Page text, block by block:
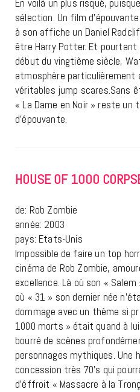
En voilà un plus risqué,
sélection. Un film
à son affiche un Daniel
être Harry Potter. Et
début du vingtième siècle,
atmosphère particulièrement
véritables jump scares.Sans
« La Dame en Noir » reste
d’épouvante.
HOUSE OF 1000
de: Rob Zombie
année: 2003
pays: Etats-Unis
Impossible de faire un top
cinéma de Rob Zombie,
excellence. Là où son «
où « 31 » son dernier née
dommage avec un thème si
1000 morts » était quand à
bourré de scènes
personnages mythiques. Une
concession très 70’s qui
d’éffroit « Massacre à la